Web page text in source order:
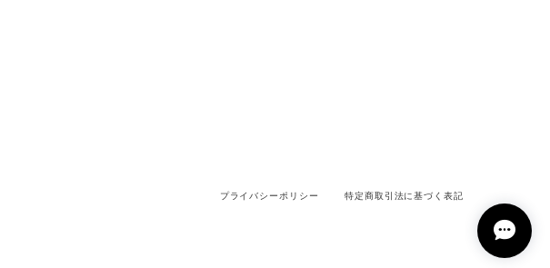
プライバシーポリシー 特定商取引法に基づく表記